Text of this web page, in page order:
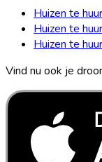
Huizen te
Huizen te
Huizen te
Vind nu ook je